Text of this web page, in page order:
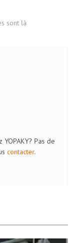
sont là
Pas de
contacter.